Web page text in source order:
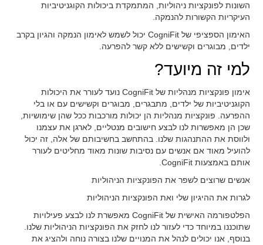
השונות לפונקציות ניהוליות, המתמקדת ביכולות הקוגניטיביות
העיקריות הקשורות להנמקה.
האימון הספציפי של CogniFit יכול לשמש לאימון הנמקה והגיון בקרב
ילדים, מבוגרים וקשישים ללא קשר להפרעה.
למי זה מיועד?
אימון פונקציות מנהליות של CogniFit נועד לעורר את היכולות
הקוגניטיביות של ילדים, מתבגרים, מבוגרים וקשישים עם או בלי
ההפרעה. פונקציות מנהליות הן יכולות מורכבות ככל שהן שימושיות,
שכן הן מאפשרות לנו לבצע חישובים מנטליים, לארגן את עצמנו
ולווסת את ההתנהגות שלנו. בהתחשב בחשיבותם של אלה, זה יכול
להועיל מאוד אם אנשים עם נסיבות שונות מאוד מחליטים לעורר
אותם באמצעות CogniFit.
אנשים שרוצים לשפר את הפונקציות הניהוליות
לגרות את ההיגיון שלי ואת הפונקציות הניהוליות
הפלטפורמה האישית של CogniFit מאפשרת לנו לבצע פעילויות
שתוכננו במיוחד כדי לעזור לנו לחזק את הפונקציות הניהוליות שלנו.
בנוסף, אנו יכולים לנהל את המנויים שלנו בצורה נוחה ולהציג את